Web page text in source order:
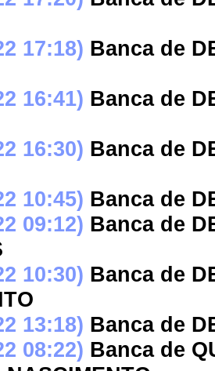
17:18) Banca de
16:41) Banca de
16:30) Banca de
10:45) Banca de
09:12) Banca de
10:30) Banca de
13:18) Banca de
08:22) Banca de